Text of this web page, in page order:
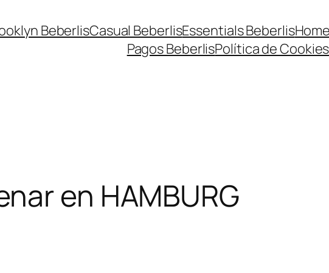
BeberlisCasual BeberlisEssentials BeberlisHome
Pagos BeberlisPolítica de Cookies
en HAMBURG